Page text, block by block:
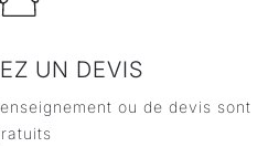
UN DEVIS
ou de devis sont